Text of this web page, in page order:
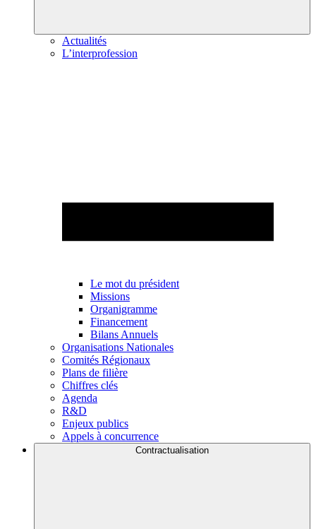
Actualités
L’interprofession
Le mot du président
Missions
Organigramme
Financement
Bilans Annuels
Organisations Nationales
Comités Régionaux
Plans de filière
Chiffres clés
Agenda
R&D
Enjeux publics
Appels à concurrence
Contractualisation